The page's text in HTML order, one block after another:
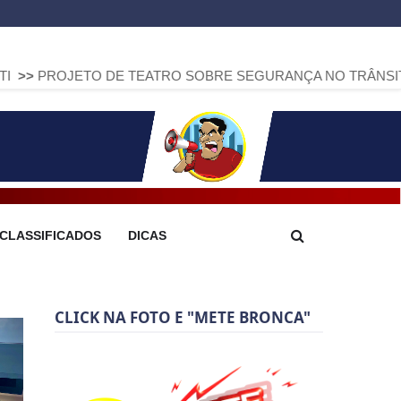
DE TEATRO SOBRE SEGURANÇA NO TRÂNSITO CHEGA A
CLASSIFICADOS DICAS
CLICK NA FOTO E "METE BRONCA"